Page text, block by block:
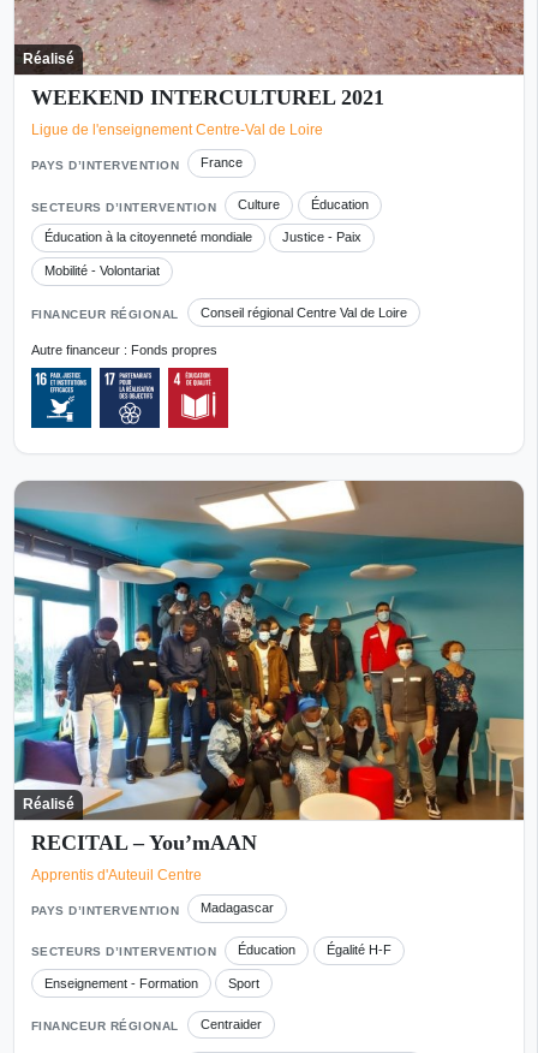
Réalisé
WEEKEND INTERCULTUREL 2021
Ligue de l'enseignement Centre-Val de Loire
PAYS D’INTERVENTION France
SECTEURS D’INTERVENTION Culture Éducation
Éducation à la citoyenneté mondiale Justice - Paix
Mobilité - Volontariat
FINANCEUR RÉGIONAL Conseil régional Centre Val de Loire
Autre financeur : Fonds propres
Réalisé
RECITAL – You’mAAN
Apprentis d'Auteuil Centre
PAYS D’INTERVENTION Madagascar
SECTEURS D’INTERVENTION Éducation Égalité H-F
Enseignement - Formation Sport
FINANCEUR RÉGIONAL Centraider